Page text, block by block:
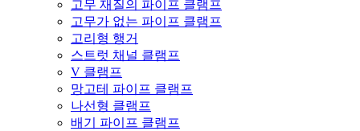
고무 재질의 파이프 클램프
고무가 없는 파이프 클램프
고리형 행거
스트럿 채널 클램프
V 클램프
망고테 파이프 클램프
나선형 클램프
배기 파이프 클램프